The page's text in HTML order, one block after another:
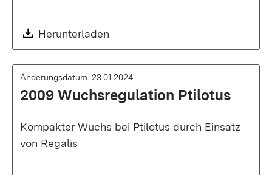
Download:
Herunterladen
Änderungsdatum: 23.01.2024
2009 Wuchsregulation Ptilotus
Kompakter Wuchs bei Ptilotus durch Einsatz
von Regalis